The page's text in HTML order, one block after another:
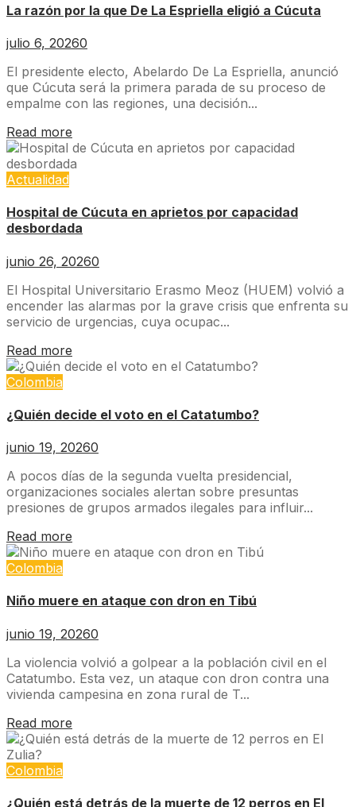
La razón por la que De La Espriella eligió a Cúcuta
julio 6, 20260
El presidente electo, Abelardo De La Espriella, anunció
que Cúcuta será la primera parada de su proceso de
empalme con las regiones, una decisión...
Read more
Actualidad
Hospital de Cúcuta en aprietos por capacidad
desbordada
junio 26, 20260
El Hospital Universitario Erasmo Meoz (HUEM) volvió a
encender las alarmas por la grave crisis que enfrenta su
servicio de urgencias, cuya ocupac...
Read more
Colombia
¿Quién decide el voto en el Catatumbo?
junio 19, 20260
A pocos días de la segunda vuelta presidencial,
organizaciones sociales alertan sobre presuntas
presiones de grupos armados ilegales para influir...
Read more
Colombia
Niño muere en ataque con dron en Tibú
junio 19, 20260
La violencia volvió a golpear a la población civil en el
Catatumbo. Esta vez, un ataque con dron contra una
vivienda campesina en zona rural de T...
Read more
Colombia
¿Quién está detrás de la muerte de 12 perros en El